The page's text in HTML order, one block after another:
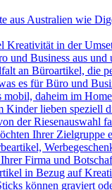
aus Australien wie
Kreativität in der
und Business aus
an Büroartikel, die
es für Büro und
mobil, daheim im
Kinder lieben speziell
der Riesenauswahl
Ihrer
Ihrer Firma und
in Bezug auf
können graviert